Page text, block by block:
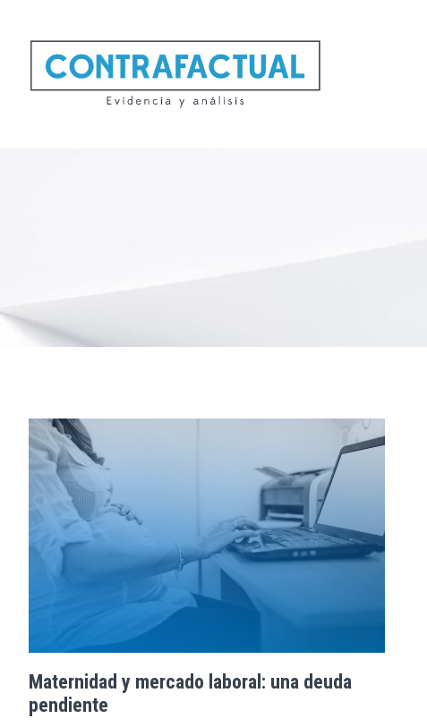
Maternidad y mercado laboral: una deuda
pendiente